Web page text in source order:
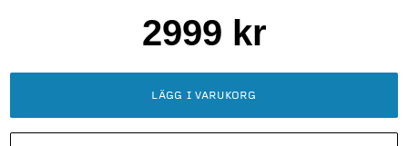
2999 kr
LÄGG I VARUKORG